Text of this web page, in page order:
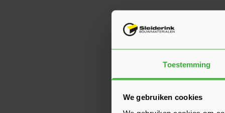
Toestemming
We gebruiken cookies